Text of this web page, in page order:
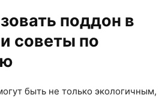
поддон в
советы по
быть не только экологичным,